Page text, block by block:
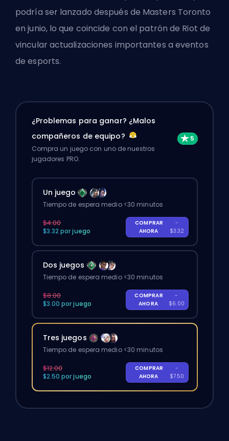
podría ser lanzado después de Masters Toronto
en junio, lo que coincide con el patrón de Riot de
vincular actualizaciones importantes a eventos
de esports.
¿Problemas para ganar? ¿Malos
compañeros de equipo?
Compra un juego con uno de nuestros
jugadores PRO.
Un juego
Tiempo de espera medio <30 minutos
$4.00
$3.32 por juego
COMPRAR
AHORA
-
$3.32
Dos juegos
Tiempo de espera medio <30 minutos
$8.00
$3.00 por juego
COMPRAR
AHORA
-
$6.00
Tres juegos
Tiempo de espera medio <30 minutos
$12.00
$2.50 por juego
COMPRAR
AHORA
-
$7.50